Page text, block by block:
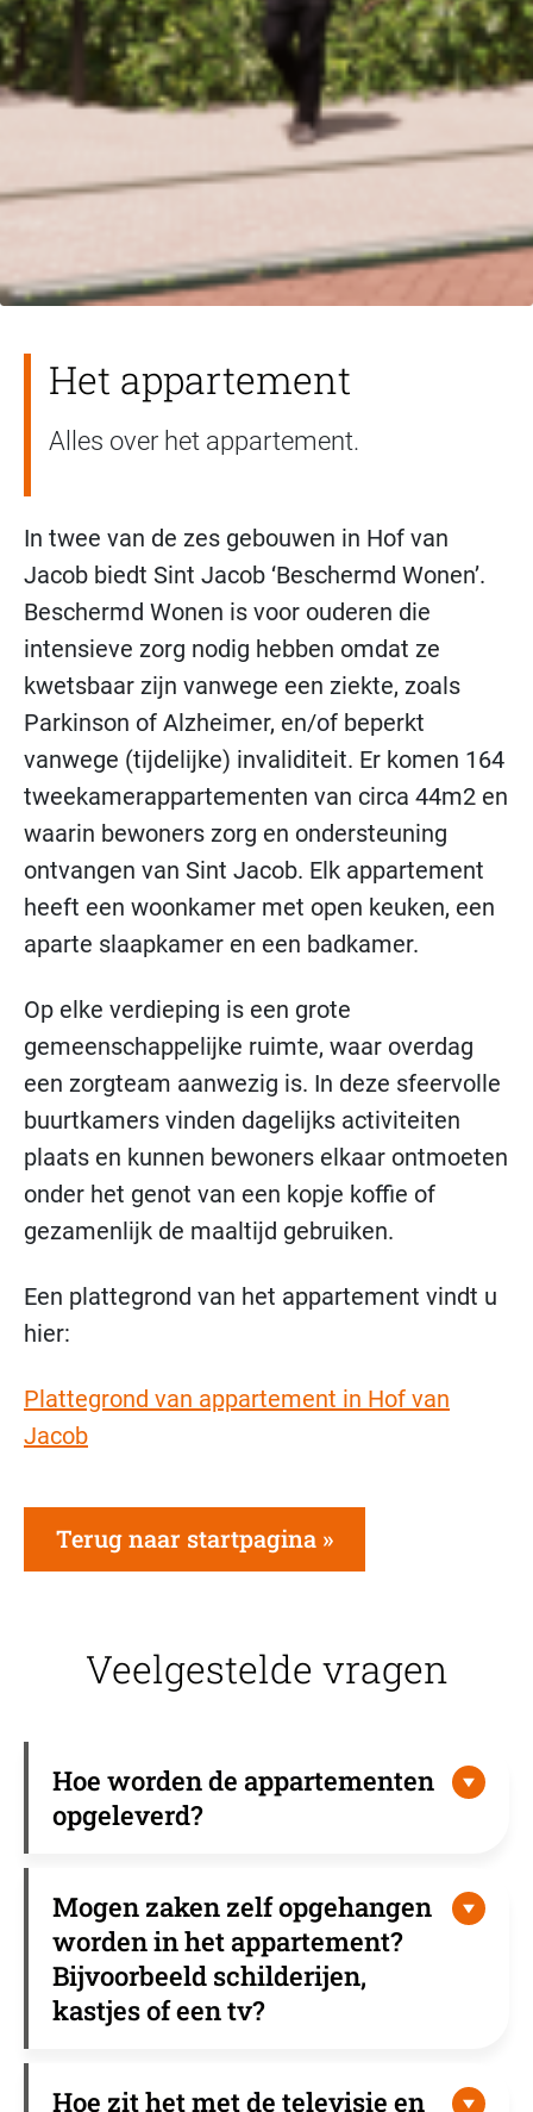
Het appartement
Alles over het appartement.
In twee van de zes gebouwen in Hof van
Jacob biedt Sint Jacob ‘Beschermd Wonen’.
Beschermd Wonen is voor ouderen die
intensieve zorg nodig hebben omdat ze
kwetsbaar zijn vanwege een ziekte, zoals
Parkinson of Alzheimer, en/of beperkt
vanwege (tijdelijke) invaliditeit. Er komen 164
tweekamerappartementen van circa 44m2 en
waarin bewoners zorg en ondersteuning
ontvangen van Sint Jacob. Elk appartement
heeft een woonkamer met open keuken, een
aparte slaapkamer en een badkamer.
Op elke verdieping is een grote
gemeenschappelijke ruimte, waar overdag
een zorgteam aanwezig is. In deze sfeervolle
buurtkamers vinden dagelijks activiteiten
plaats en kunnen bewoners elkaar ontmoeten
onder het genot van een kopje koffie of
gezamenlijk de maaltijd gebruiken.
Een plattegrond van het appartement vindt u
hier:
Plattegrond van appartement in Hof van
Jacob
Terug naar startpagina
Veelgestelde vragen
Hoe worden de appartementen
opgeleverd?
Mogen zaken zelf opgehangen
worden in het appartement?
Bijvoorbeeld schilderijen,
kastjes of een tv?
Hoe zit het met de televisie en